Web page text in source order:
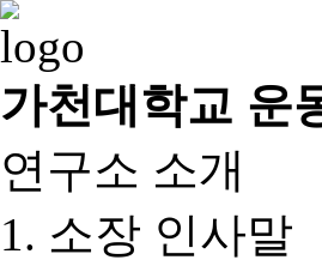
가천대학교 운
연구소 소개
소장 인사말